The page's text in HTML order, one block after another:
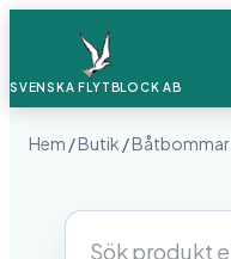
SVENSKA FLYTBLOCK AB
Hem /Butik /Båtbommar
Sök